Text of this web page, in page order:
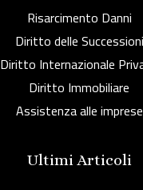
Risarcimento Danni
Diritto delle Successioni
Diritto Internazionale
Diritto Immobiliare
Assistenza alle imprese
Ultimi Articoli